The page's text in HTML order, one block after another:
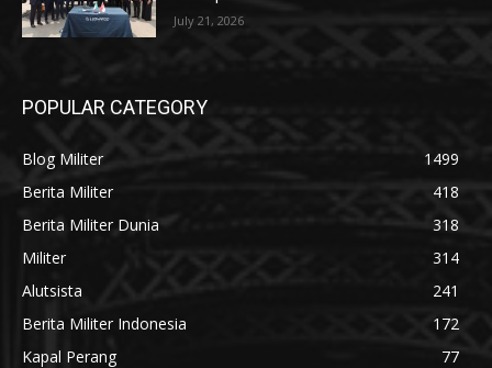
July 21, 2026
POPULAR CATEGORY
Blog Militer
1499
Berita Militer
418
Berita Militer Dunia
318
Militer
314
Alutsista
241
Berita Militer Indonesia
172
Kapal Perang
77